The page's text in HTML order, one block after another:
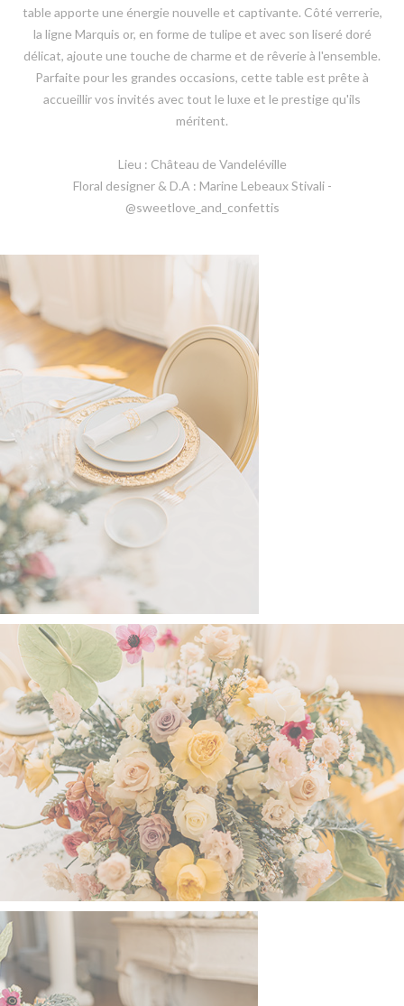
table apporte une énergie nouvelle et captivante. Côté verrerie,
la ligne Marquis or, en forme de tulipe et avec son liseré doré
délicat, ajoute une touche de charme et de rêverie à l'ensemble.
Parfaite pour les grandes occasions, cette table est prête à
accueillir vos invités avec tout le luxe et le prestige qu'ils
méritent.
Lieu : Château de Vandeléville
Floral designer & D.A : Marine Lebeaux Stivali -
@sweetlove_and_confettis